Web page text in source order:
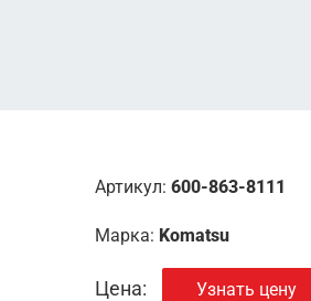
Артикул: 600-863-8111
Марка: Komatsu
Цена: Узнать цену